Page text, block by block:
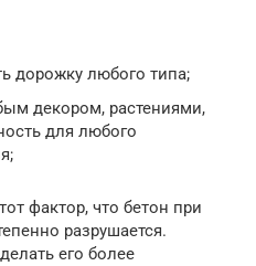
дорожку любого типа;
декором, растениями,
для любого
фактор, что бетон при
разрушается.
его более